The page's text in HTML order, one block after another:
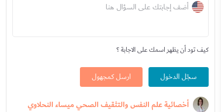
أضف إجابتك على السؤال هنا
كيف تود أن يظهر اسمك على الاجابة ؟
سجّل الدخول ارسل كمجهول
أخصائية علم النفس والتثقيف الصحي ميساء النحلاوي